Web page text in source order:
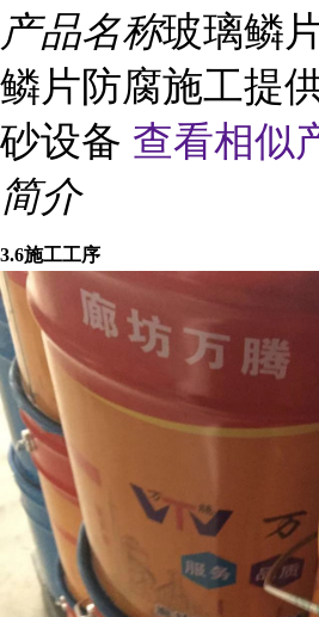
产品名称玻璃鳞
鳞片防腐施工提
砂设备 查看相似
简介
3.6施工工序